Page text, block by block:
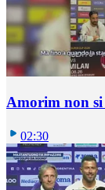
Amorim non si
02:30